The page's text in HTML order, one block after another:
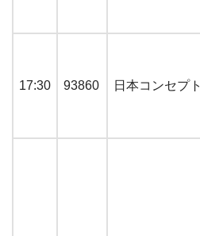
17:30 93860 日本コンセプト